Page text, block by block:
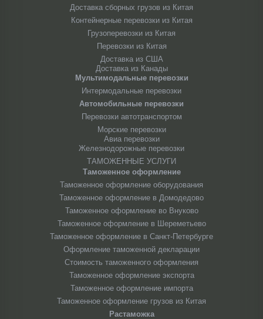
Доставка сборных грузов из Китая
Контейнерные перевозки из Китая
Грузоперевозки из Китая
Перевозки из Китая
Доставка из США
Доставка из Канады
Мультимодальные перевозки
Интермодальные перевозки
Автомобильные перевозки
Перевозки автотранспортом
Морские перевозки
Авиа перевозки
Железнодорожные перевозки
ТАМОЖЕННЫЕ УСЛУГИ
Таможенное оформление
Таможенное оформление оборудования
Таможенное оформление в Домодедово
Таможенное оформление во Внуково
Таможенное оформление в Шереметьево
Таможенное оформление в Санкт-Петербурге
Оформление таможенной декларации
Стоимость таможенного оформления
Таможенное оформление экспорта
Таможенное оформление импорта
Таможенное оформление грузов из Китая
Растаможка